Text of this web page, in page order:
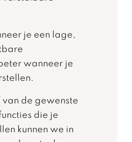
je een lage,
wanneer je
de gewenste
die je
kunnen we in